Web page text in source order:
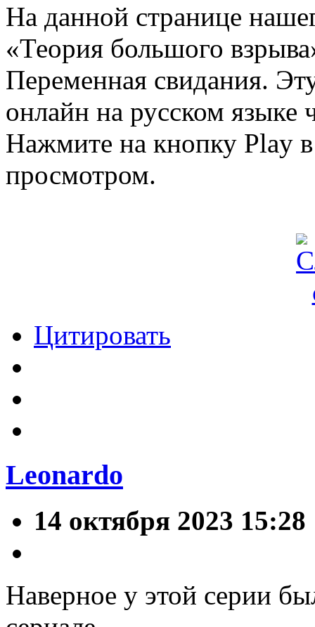
На данной странице
«Теория большого
Переменная свидания.
онлайн на русском языке
Нажмите на кнопку Play
просмотром.
Цитировать
Leonardo
14 октября 2023 15:28
Наверное у этой серии